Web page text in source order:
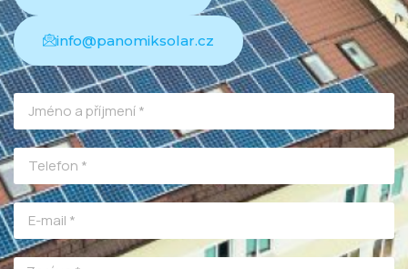
info@panomiksolar.cz